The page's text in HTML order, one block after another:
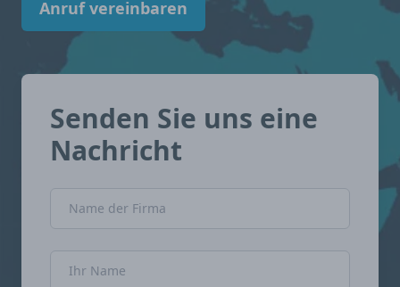
Anruf vereinbaren
Senden Sie uns eine
Nachricht